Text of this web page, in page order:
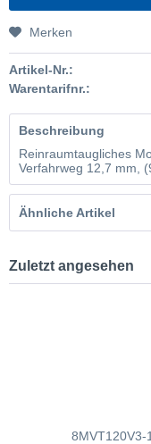
Merken
Artikel-Nr.:
Warentarifnr.:
Beschreibung
Reinraumtaugliches
Verfahrweg 12,7 mm,
Ähnliche Artikel
Zuletzt angesehen
8MVT120V3-